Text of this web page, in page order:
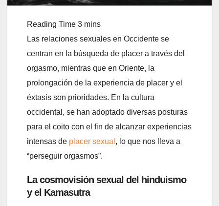
Las relaciones sexuales en Occidente se
centran en la búsqueda de placer a través del
orgasmo, mientras que en Oriente, la
prolongación de la experiencia de placer y el
éxtasis son prioridades. En la cultura
occidental, se han adoptado diversas posturas
para el coito con el fin de alcanzar experiencias
intensas de placer sexual , lo que nos lleva a
“perseguir orgasmos”.
La cosmovisión sexual del hinduismo
y el Kamasutra